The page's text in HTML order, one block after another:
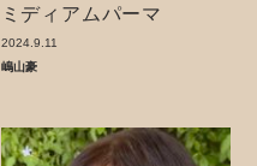
ミディアムパーマ
2024.9.11
嶋山豪